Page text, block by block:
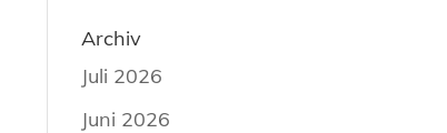
Archiv
Juli 2026
Juni 2026